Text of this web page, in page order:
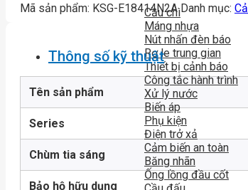
Cầu chì
Máng nhựa
Nút nhấn đèn báo
Rơ le trung gian
Thiết bị cảnh báo
Công tắc hành trình
Xử lý nước
Biến áp
Phụ kiện
Điện trở xả
Cảm biến an toàn
Băng nhãn
Ống lồng đầu cốt
Mã sản phẩm: KSG-E18414N2A Danh mục:
Thông số kỹ thuật
Tên sản phẩm
Series
Chùm tia sáng
Bảo hộ hữu dụng